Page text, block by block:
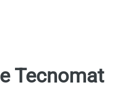
Tecnomat